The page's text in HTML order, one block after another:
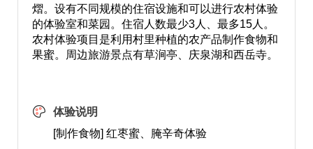
熠。设有不同规模的住宿设施和可以进行农村体验
的体验室和菜园。住宿人数最少3人、最多15人。
农村体验项目是利用村里种植的农产品制作食物和
果蜜。周边旅游景点有草涧亭、庆泉湖和西岳寺。
体验说明
[制作食物] 红枣蜜、腌辛奇体验